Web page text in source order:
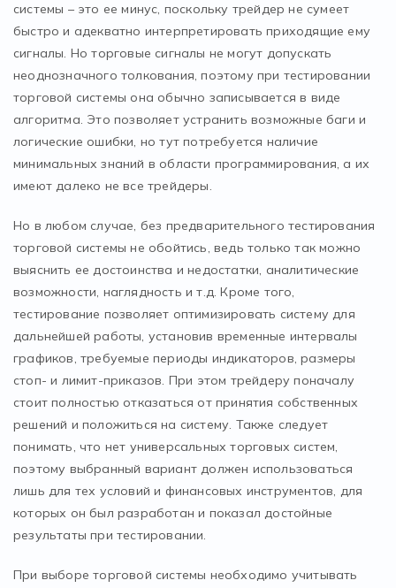
системы – это ее минус, поскольку трейдер не сумеет
быстро и адекватно интерпретировать приходящие ему
сигналы. Но торговые сигналы не могут допускать
неоднозначного толкования, поэтому при тестировании
торговой системы она обычно записывается в виде
алгоритма. Это позволяет устранить возможные баги и
логические ошибки, но тут потребуется наличие
минимальных знаний в области программирования, а их
имеют далеко не все трейдеры.
Но в любом случае, без предварительного тестирования
торговой системы не обойтись, ведь только так можно
выяснить ее достоинства и недостатки, аналитические
возможности, наглядность и т.д. Кроме того,
тестирование позволяет оптимизировать систему для
дальнейшей работы, установив временные интервалы
графиков, требуемые периоды индикаторов, размеры
стоп- и лимит-приказов. При этом трейдеру поначалу
стоит полностью отказаться от принятия собственных
решений и положиться на систему. Также следует
понимать, что нет универсальных торговых систем,
поэтому выбранный вариант должен использоваться
лишь для тех условий и финансовых инструментов, для
которых он был разработан и показал достойные
результаты при тестировании.
При выборе торговой системы необходимо учитывать